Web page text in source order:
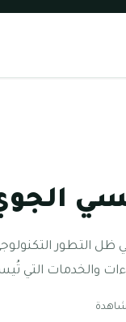
التطور
والخدمات التي